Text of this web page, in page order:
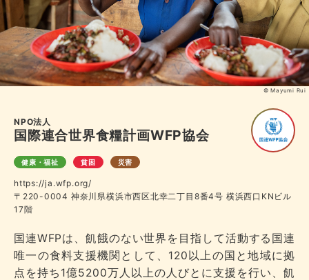
© Mayumi Rui
NPO法人
国際連合世界食糧計画WFP協会
健康・福祉 貧困 災害
https://ja.wfp.org/
〒220-0004 神奈川県横浜市西区北幸二丁目8番4号 横浜西口KNビル
17階
国連WFPは、飢餓のない世界を目指して活動する国連
唯一の食料支援機関として、120以上の国と地域に拠
点を持ち1億5200万人以上の人びとに支援を行い、飢